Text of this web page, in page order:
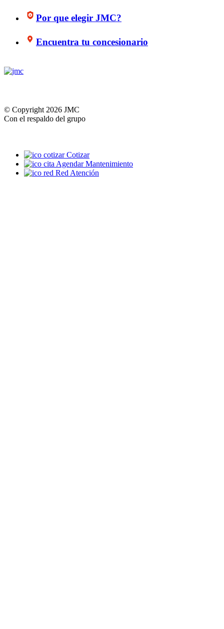
Por que elegir JMC?
Encuentra tu concesionario
© Copyright 2026 JMC
Con el respaldo del grupo
Cotizar
Agendar Mantenimiento
Red Atención